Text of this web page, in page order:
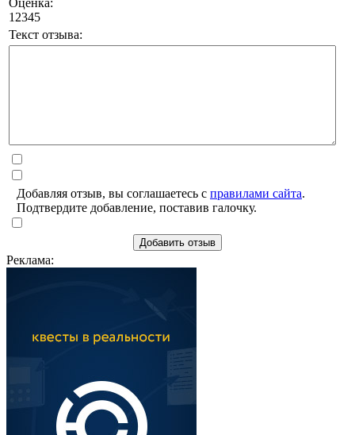
Оценка:
1 2345
Текст отзыва:
Добавляя отзыв, вы соглашаетесь с правилами сайта.
Подтвердите добавление, поставив галочку.
Добавить отзыв
Реклама: